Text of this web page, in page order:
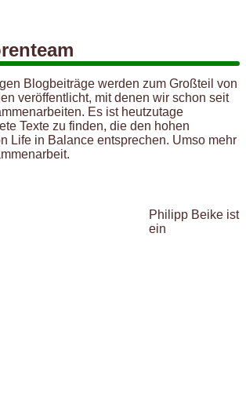
Blogbeiträge werden zum Großteil von
veröffentlicht, mit denen wir schon seit
Es ist heutzutage
Texte zu finden, die den hohen
Life in Balance entsprechen. Umso mehr
Philipp Beike ist
ein